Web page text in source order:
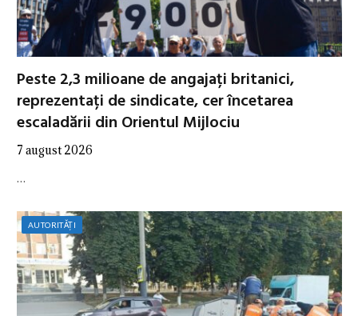
Peste 2,3 milioane de angajați britanici,
reprezentați de sindicate, cer încetarea
escaladării din Orientul Mijlociu
7 august 2026
…
AUTORITĂȚI